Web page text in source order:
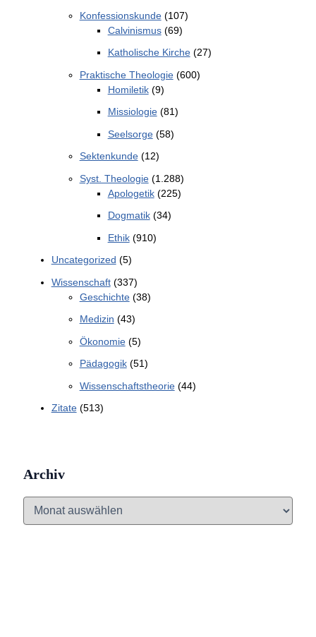
Konfessionskunde(107)
Calvinismus(69)
Katholische Kirche(27)
Praktische Theologie(600)
Homiletik(9)
Missiologie(81)
Seelsorge(58)
Sektenkunde(12)
Syst. Theologie(1.288)
Apologetik(225)
Dogmatik(34)
Ethik(910)
Uncategorized (5)
Wissenschaft(337)
Geschichte(38)
Medizin (43)
Ökonomie(5)
Pädagogik(51)
Wissenschaftstheorie(44)
Zitate(513)
Archiv